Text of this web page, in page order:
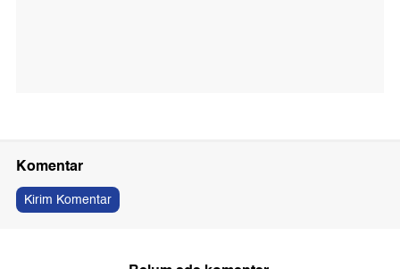
Komentar
Kirim Komentar